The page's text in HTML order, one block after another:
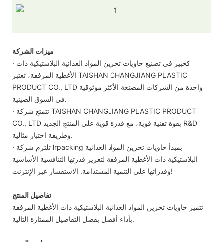
ميزات الشركة
· كخبير في تصنيع حاويات تخزين المواد الغذائية البلاستيكية ذات
الأغطية المرفقة، تعتبر TAISHAN CHANGJIANG PLASTIC
PRODUCT CO., LTD واحدة من الشركات المصنعة الأكثر موثوقية
في السوق الصينية.
· تتمتع شركة TAISHAN CHANGJIANG PLASTIC PRODUCT
CO., LTD بقوة تقنية قوية، مع قدرة قوية على المنتج الجديد R&D
وطريقة اختبار مثالية.
· تلتزم شركة lrpacking بمبدأ حاويات تخزين المواد الغذائية
البلاستيكية ذات الأغطية المرفقة لتعزيز قدرتها التنافسية الأساسية
وقدراتها على التنمية المستدامة. الاستفسار عبر الإنترنت!
تفاصيل المنتج
تتميز حاويات تخزين المواد الغذائية البلاستيكية ذات الأغطية المرفقة
بأداء أفضل بفضل التفاصيل الممتازة التالية.